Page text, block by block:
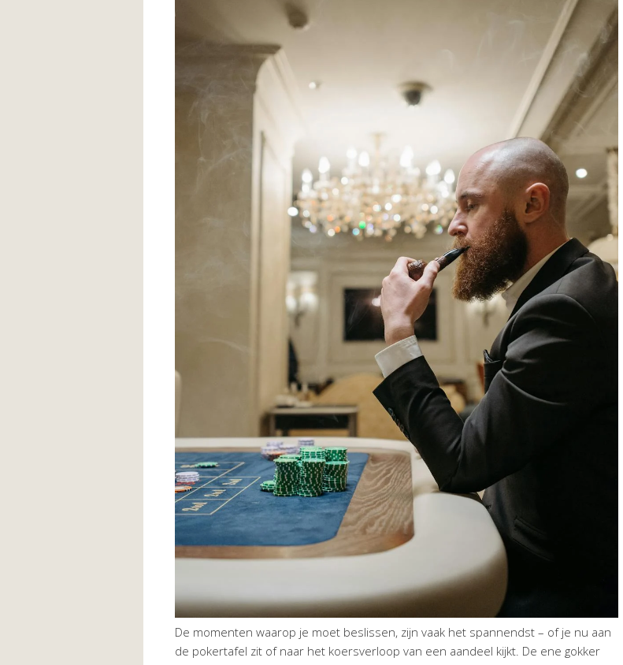
De momenten waarop je moet beslissen, zijn vaak het spannendst – of je nu aan
de pokertafel zit of naar het koersverloop van een aandeel kijkt. De ene gokker